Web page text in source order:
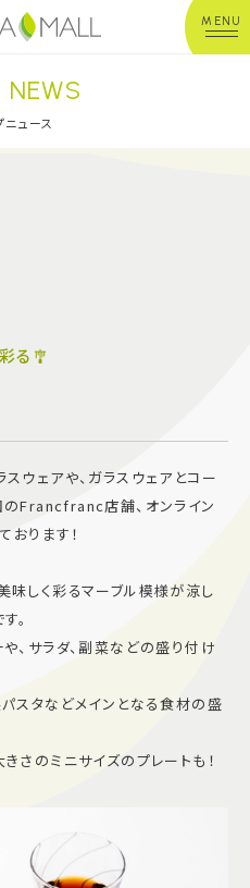
MENU
10:00~20:00
より異なる
ガイド
フード
案内
＆駐車場
スタッフ募集
NEWS
ニュース
る🎐
ウェアや、ガラスウェアとコー
のFrancfranc店舗、オンライン
おります！
しく彩るマーブル模様が涼し
。
、サラダ、副菜などの盛り付け
スタなどメインとなる食材の盛
さのミニサイズのプレートも！